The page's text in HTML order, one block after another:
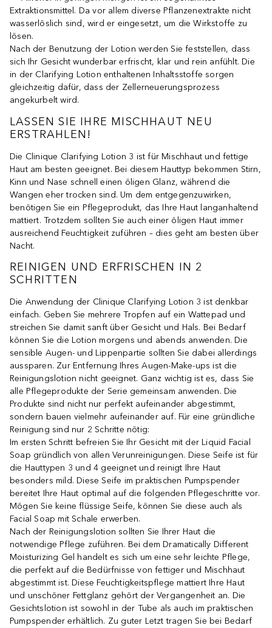
Extraktionsmittel. Da vor allem diverse Pflanzenextrakte nicht
wasserlöslich sind, wird er eingesetzt, um die Wirkstoffe zu
lösen.
Nach der Benutzung der Lotion werden Sie feststellen, dass
sich Ihr Gesicht wunderbar erfrischt, klar und rein anfühlt. Die
in der Clarifying Lotion enthaltenen Inhaltsstoffe sorgen
gleichzeitig dafür, dass der Zellerneuerungsprozess
angekurbelt wird.
LASSEN SIE IHRE MISCHHAUT NEU
ERSTRAHLEN!
Die Clinique Clarifying Lotion 3 ist für Mischhaut und fettige
Haut am besten geeignet. Bei diesem Hauttyp bekommen Stirn,
Kinn und Nase schnell einen öligen Glanz, während die
Wangen eher trocken sind. Um dem entgegenzuwirken,
benötigen Sie ein Pflegeprodukt, das Ihre Haut langanhaltend
mattiert. Trotzdem sollten Sie auch einer öligen Haut immer
ausreichend Feuchtigkeit zuführen – dies geht am besten über
Nacht.
REINIGEN UND ERFRISCHEN IN 2
SCHRITTEN
Die Anwendung der Clinique Clarifying Lotion 3 ist denkbar
einfach. Geben Sie mehrere Tropfen auf ein Wattepad und
streichen Sie damit sanft über Gesicht und Hals. Bei Bedarf
können Sie die Lotion morgens und abends anwenden. Die
sensible Augen- und Lippenpartie sollten Sie dabei allerdings
aussparen. Zur Entfernung Ihres Augen-Make-ups ist die
Reinigungslotion nicht geeignet. Ganz wichtig ist es, dass Sie
alle Pflegeprodukte der Serie gemeinsam anwenden. Die
Produkte sind nicht nur perfekt aufeinander abgestimmt,
sondern bauen vielmehr aufeinander auf. Für eine gründliche
Reinigung sind nur 2 Schritte nötig:
Im ersten Schritt befreien Sie Ihr Gesicht mit der Liquid Facial
Soap gründlich von allen Verunreinigungen. Diese Seife ist für
die Hauttypen 3 und 4 geeignet und reinigt Ihre Haut
besonders mild. Diese Seife im praktischen Pumpspender
bereitet Ihre Haut optimal auf die folgenden Pflegeschritte vor.
Mögen Sie keine flüssige Seife, können Sie diese auch als
Facial Soap mit Schale erwerben.
Nach der Reinigungslotion sollten Sie Ihrer Haut die
notwendige Pflege zuführen. Bei dem Dramatically Different
Moisturizing Gel handelt es sich um eine sehr leichte Pflege,
die perfekt auf die Bedürfnisse von fettiger und Mischhaut
abgestimmt ist. Diese Feuchtigkeitspflege mattiert Ihre Haut
und unschöner Fettglanz gehört der Vergangenheit an. Die
Gesichtslotion ist sowohl in der Tube als auch im praktischen
Pumpspender erhältlich. Zu guter Letzt tragen Sie bei Bedarf